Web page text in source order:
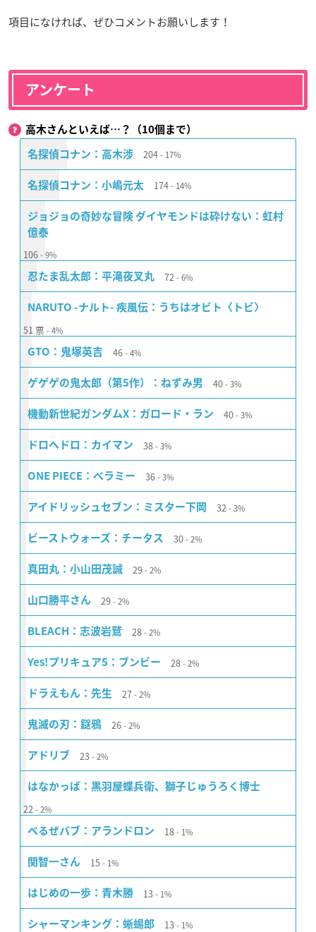
項目になければ、ぜひコメントお願いします！
アンケート
高木さんといえば…？（10個まで）
名探偵コナン：高木渉 204 17%
名探偵コナン：小嶋元太 174 14%
ジョジョの奇妙な冒険 ダイヤモンドは砕けない：虹村
億泰
106 9%
忍たま乱太郎：平滝夜叉丸 72 6%
NARUTO -ナルト- 疾風伝：うちはオビト〈トビ〉
51 票 4%
GTO：鬼塚英吉 46 4%
ゲゲゲの鬼太郎（第5作）：ねずみ男 40 3%
機動新世紀ガンダムX：ガロード・ラン 40 3%
ドロヘドロ：カイマン 38 3%
ONE PIECE：ベラミー 36 3%
アイドリッシュセブン：ミスター下岡 32 3%
ビーストウォーズ：チータス 30 2%
真田丸：小山田茂誠 29 2%
山口勝平さん 29 2%
BLEACH：志波岩鷲 28 2%
Yes!プリキュア5：ブンビー 28 2%
ドラえもん：先生 27 2%
鬼滅の刃：鎹鴉 26 2%
アドリブ 23 2%
はなかっぱ：黒羽屋蝶兵衛、獅子じゅうろく博士
22 2%
べるぜバブ：アランドロン 18 1%
関智一さん 15 1%
はじめの一歩：青木勝 13 1%
シャーマンキング：蜥蜴郎 13 1%